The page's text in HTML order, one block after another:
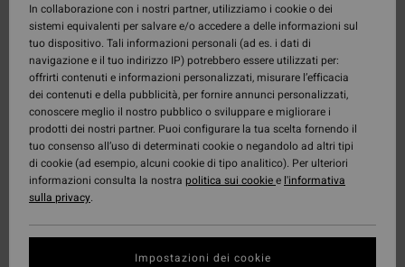
In collaborazione con i nostri partner, utilizziamo i cookie o dei
sistemi equivalenti per salvare e/o accedere a delle informazioni sul
tuo dispositivo. Tali informazioni personali (ad es. i dati di
navigazione e il tuo indirizzo IP) potrebbero essere utilizzati per:
offrirti contenuti e informazioni personalizzati, misurare l’efficacia
dei contenuti e della pubblicità, per fornire annunci personalizzati,
conoscere meglio il nostro pubblico o sviluppare e migliorare i
prodotti dei nostri partner. Puoi configurare la tua scelta fornendo il
tuo consenso all’uso di determinati cookie o negandolo ad altri tipi
di cookie (ad esempio, alcuni cookie di tipo analitico). Per ulteriori
informazioni consulta la nostra politica sui cookiee l'informativa
sulla privacy.
Impostazioni dei cookie